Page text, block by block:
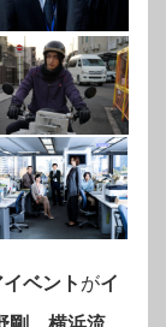
ベント がイ